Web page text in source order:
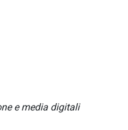
e media digitali